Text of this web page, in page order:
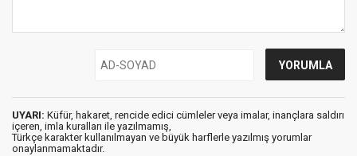
UYARI: Küfür, hakaret, rencide edici cümleler veya imalar, inançlara saldırı
içeren, imla kuralları ile yazılmamış,
Türkçe karakter kullanılmayan ve büyük harflerle yazılmış yorumlar
onaylanmamaktadır.